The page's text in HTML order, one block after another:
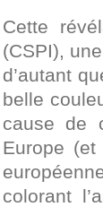
Cette
(CSPI),
d’autant
belle
cause de
Europe (et
colorant